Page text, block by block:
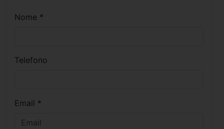
Nome *
Telefono
Email *